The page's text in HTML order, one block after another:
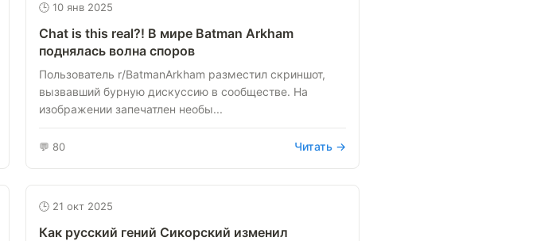
🕒 10 янв 2025
Chat is this real?! В мире Batman Arkham
поднялась волна споров
Пользователь r/BatmanArkham разместил скриншот,
вызвавший бурную дискуссию в сообществе. На
изображении запечатлен необы...
💬 80 Читать →
🕒 21 окт 2025
Как русский гений Сикорский изменил